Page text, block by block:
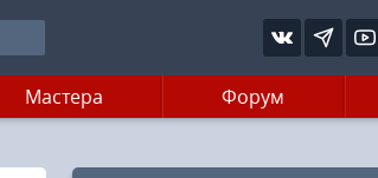
Мастера Форум